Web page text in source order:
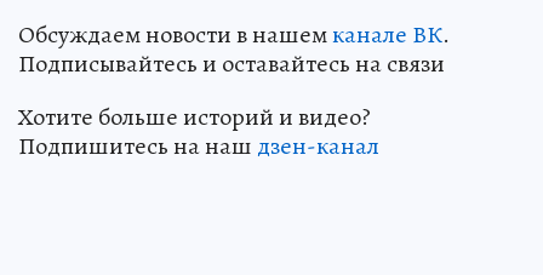
Обсуждаем новости в нашемканале ВК.
Подписывайтесь и оставайтесь на связи
Хотите больше историй и видео?
Подпишитесь на наш дзен-канал